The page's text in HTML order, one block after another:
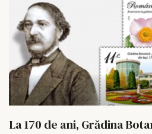
La 170 de ani, Grădina